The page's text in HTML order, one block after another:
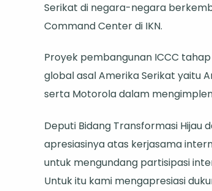
Serikat di negara-negara
Command Center di IKN.
Proyek pembangunan ICCC
global asal Amerika Serikat yaitu
serta Motorola dalam
Deputi Bidang Transformasi Hijau
apresiasinya atas kerjasama
untuk mengundang partisipasi
Untuk itu kami mengapresiasi